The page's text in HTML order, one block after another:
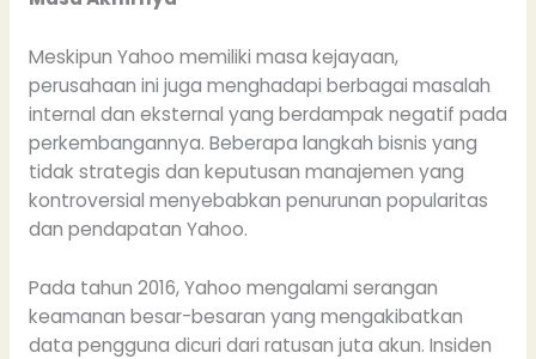
Meskipun Yahoo memiliki masa kejayaan,
perusahaan ini juga menghadapi berbagai masalah
internal dan eksternal yang berdampak negatif pada
perkembangannya. Beberapa langkah bisnis yang
tidak strategis dan keputusan manajemen yang
kontroversial menyebabkan penurunan popularitas
dan pendapatan Yahoo.
Pada tahun 2016, Yahoo mengalami serangan
keamanan besar-besaran yang mengakibatkan
data pengguna dicuri dari ratusan juta akun. Insiden